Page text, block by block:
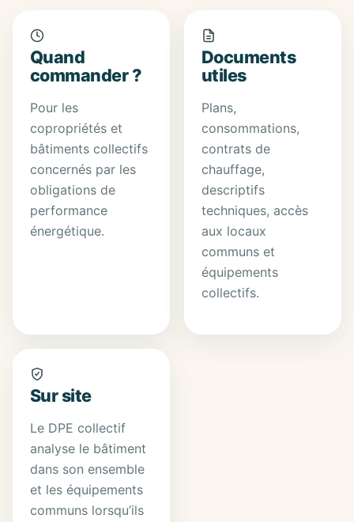
Quand
commander ?
Pour les
copropriétés et
bâtiments collectifs
concernés par les
obligations de
performance
énergétique.
Documents
utiles
Plans,
consommations,
contrats de
chauffage,
descriptifs
techniques, accès
aux locaux
communs et
équipements
collectifs.
Sur site
Le DPE collectif
analyse le bâtiment
dans son ensemble
et les équipements
communs lorsqu’ils